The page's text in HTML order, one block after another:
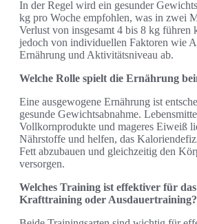
In der Regel wird ein gesunder
kg pro Woche empfohlen, was in zwei
Verlust von insgesamt 4 bis 8 kg führen
jedoch von individuellen Faktoren wie
Ernährung und Aktivitätsniveau ab.
Welche Rolle spielt die Ernährung
Eine ausgewogene Ernährung ist
gesunde Gewichtsabnahme.
Vollkornprodukte und mageres Eiweiß
Nährstoffe und helfen, das
Fett abzubauen und gleichzeitig den
versorgen.
Welches Training ist effektiver für
Krafttraining oder Ausdauertraining?